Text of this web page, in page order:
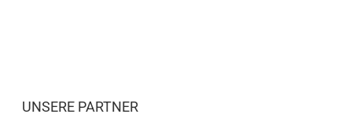
UNSERE PARTNER